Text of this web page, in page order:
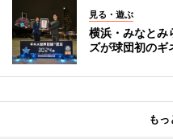
見る・遊ぶ
横浜・みなと
ズが球団初のギ
もっ